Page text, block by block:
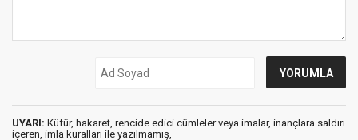
UYARI: Küfür, hakaret, rencide edici cümleler veya imalar, inançlara saldırı
içeren, imla kuralları ile yazılmamış,